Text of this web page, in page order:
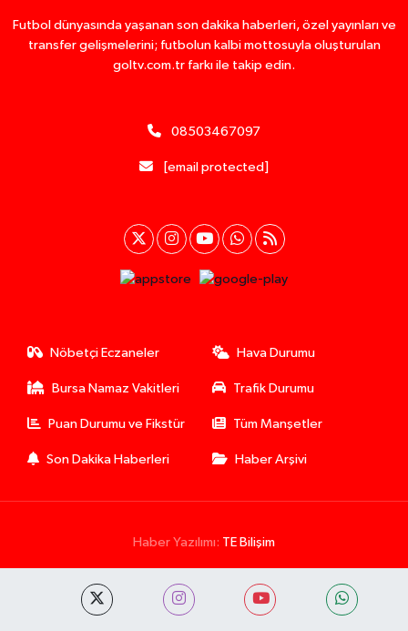
Futbol dünyasında yaşanan son dakika haberleri, özel yayınları ve
transfer gelişmelerini; futbolun kalbi mottosuyla oluşturulan
goltv.com.tr farkı ile takip edin.
08503467097
[email protected]
Nöbetçi Eczaneler Hava Durumu
Bursa Namaz Vakitleri Trafik Durumu
Puan Durumu ve Fikstür Tüm Manşetler
Son Dakika Haberleri Haber Arşivi
Haber Yazılımı: TE Bilişim